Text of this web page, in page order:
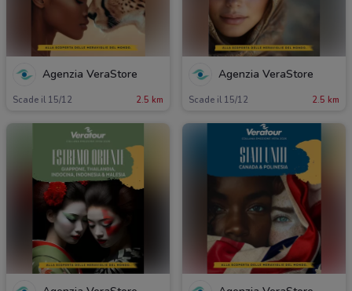
Agenzia VeraStore
Scade il 15/12 2.5 km
Agenzia VeraStore
Scade il 15/12 2.5 km